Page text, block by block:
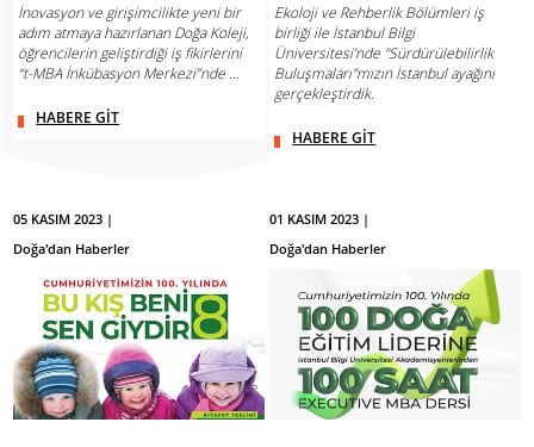
İnovasyon ve girişimcilikte yeni bir
adım atmaya hazırlanan Doğa Koleji,
öğrencilerin geliştirdiği iş fikirlerini
“t-MBA İnkübasyon Merkezi”nde ...
HABERE GİT
Ekoloji ve Rehberlik Bölümleri iş
birliği ile İstanbul Bilgi
Üniversitesi’nde "Sürdürülebilirlik
Buluşmaları"mızın İstanbul ayağını
gerçekleştirdik.
HABERE GİT
05 KASIM 2023 |
Doğa'dan Haberler
01 KASIM 2023 |
Doğa'dan Haberler